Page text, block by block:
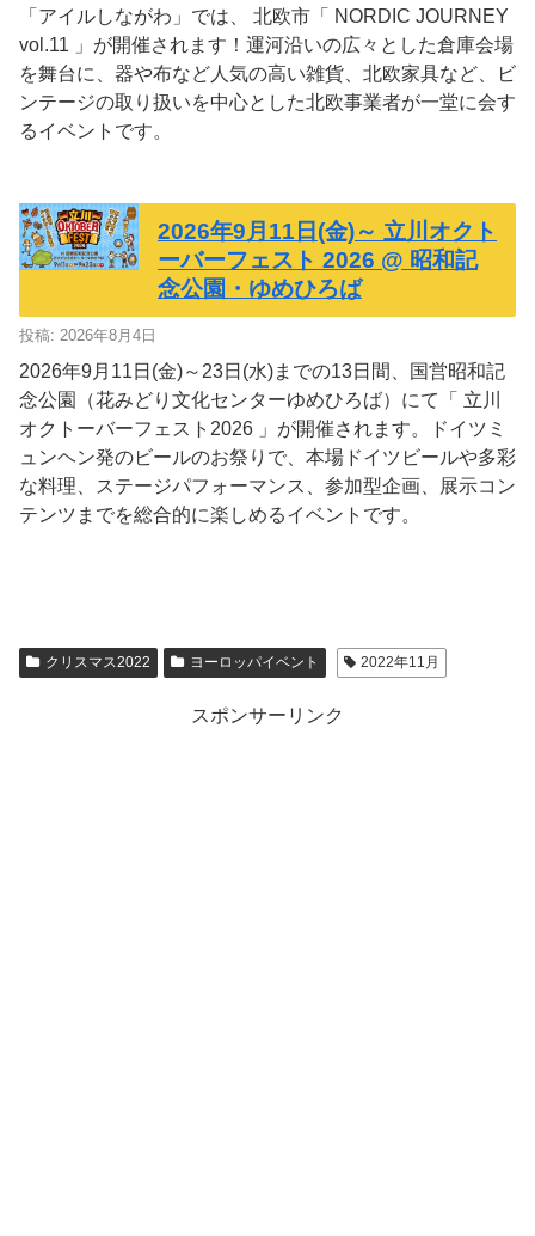
「アイルしながわ」では、 北欧市「 NORDIC JOURNEY
vol.11 」が開催されます！運河沿いの広々とした倉庫会場
を舞台に、器や布など人気の高い雑貨、北欧家具など、ビ
ンテージの取り扱いを中心とした北欧事業者が一堂に会す
るイベントです。
2026年9月11日(金)～ 立川オクト
ーバーフェスト 2026 @ 昭和記
念公園・ゆめひろば
投稿: 2026年8月4日
2026年9月11日(金)～23日(水)までの13日間、国営昭和記
念公園（花みどり文化センターゆめひろば）にて「 立川
オクトーバーフェスト2026 」が開催されます。ドイツミ
ュンヘン発のビールのお祭りで、本場ドイツビールや多彩
な料理、ステージパフォーマンス、参加型企画、展示コン
テンツまでを総合的に楽しめるイベントです。
クリスマス2022 ヨーロッパイベント 2022年11月
スポンサーリンク